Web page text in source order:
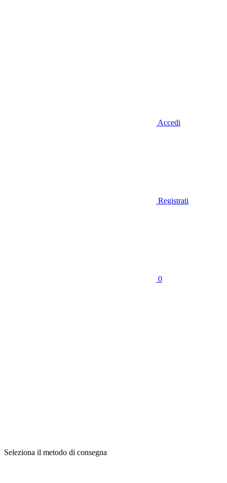
Accedi
Registrati
0
Seleziona il metodo di consegna